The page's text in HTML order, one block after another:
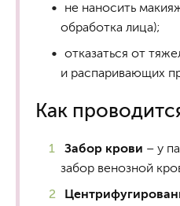
не наносить
обработка лица);
отказаться от
и распаривающих
Как
Забор крови – у
забор венозной